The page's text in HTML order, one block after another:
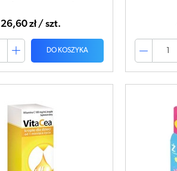
26,60 zł / szt.
DO KOSZYKA